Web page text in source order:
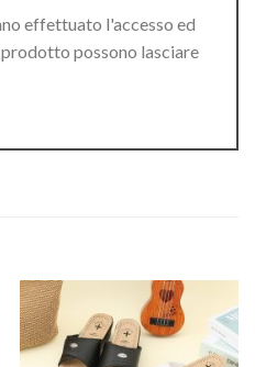
effettuato l'accesso ed
possono lasciare